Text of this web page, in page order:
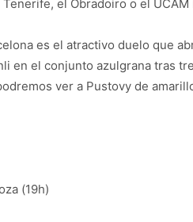
el Obradoiro o el UCAM
es el atractivo duelo que
en el conjunto azulgrana tras
ver a Pustovy de
(19h)